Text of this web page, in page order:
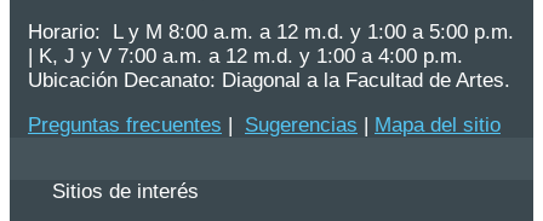
Horario: L y M 8:00 a.m. a 12 m.d. y 1:00 a 5:00 p.m.
| K, J y V 7:00 a.m. a 12 m.d. y 1:00 a 4:00 p.m.
Ubicación Decanato: Diagonal a la Facultad de Artes.
Preguntas frecuentes | Sugerencias | Mapa del sitio
Sitios de interés